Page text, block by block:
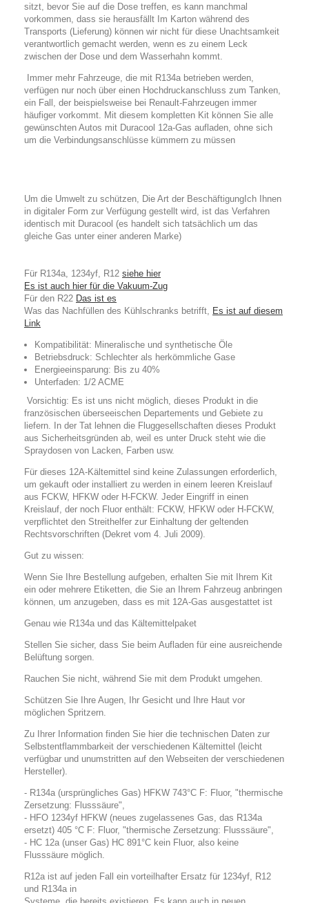
sitzt, bevor Sie auf die Dose treffen, es kann manchmal
vorkommen, dass sie herausfällt Im Karton während des
Transports (Lieferung) können wir nicht für diese Unachtsamkeit
verantwortlich gemacht werden, wenn es zu einem Leck
zwischen der Dose und dem Wasserhahn kommt.
Immer mehr Fahrzeuge, die mit R134a betrieben werden,
verfügen nur noch über einen Hochdruckanschluss zum Tanken,
ein Fall, der beispielsweise bei Renault-Fahrzeugen immer
häufiger vorkommt. Mit diesem kompletten Kit können Sie alle
gewünschten Autos mit Duracool 12a-Gas aufladen, ohne sich
um die Verbindungsanschlüsse kümmern zu müssen
Um die Umwelt zu schützen, Die Art der Beschäftigung Ich
Ihnen
in digitaler Form zur Verfügung gestellt wird, ist das Verfahren
identisch mit Duracool (es handelt sich tatsächlich um das
gleiche Gas unter einer anderen Marke)
Für R134a, 1234yf, R12 siehe hier
Es ist auch hier für die Vakuum-Zug
Für den R22 Das ist es
Was das Nachfüllen des Kühlschranks betrifft, Es ist auf diesem
Link
Kompatibilität: Mineralische und synthetische Öle
Betriebsdruck: Schlechter als herkömmliche Gase
Energieeinsparung: Bis zu 40%
Unterfaden: 1/2 ACME
Vorsichtig: Es ist uns nicht möglich, dieses Produkt in die
französischen überseeischen Departements und Gebiete zu
liefern. In der Tat lehnen die Fluggesellschaften dieses Produkt
aus Sicherheitsgründen ab, weil es unter Druck steht wie die
Spraydosen von Lacken, Farben usw.
Für dieses 12A-Kältemittel sind keine Zulassungen erforderlich,
um gekauft oder installiert zu werden in einem leeren Kreislauf
aus FCKW, HFKW oder H-FCKW. Jeder Eingriff in einen
Kreislauf, der noch Fluor enthält: FCKW, HFKW oder H-FCKW,
verpflichtet den Streithelfer zur Einhaltung der geltenden
Rechtsvorschriften (Dekret vom 4. Juli 2009).
Gut zu wissen:
Wenn Sie Ihre Bestellung aufgeben, erhalten Sie mit Ihrem Kit
ein oder mehrere Etiketten, die Sie an Ihrem Fahrzeug anbringen
können, um anzugeben, dass es mit 12A-Gas ausgestattet ist
Genau wie R134a und das Kältemittelpaket
Stellen Sie sicher, dass Sie beim Aufladen für eine ausreichende
Belüftung sorgen.
Rauchen Sie nicht, während Sie mit dem Produkt umgehen.
Schützen Sie Ihre Augen, Ihr Gesicht und Ihre Haut vor
möglichen Spritzern.
Zu Ihrer Information finden Sie hier die technischen Daten zur
Selbstentflammbarkeit der verschiedenen Kältemittel (leicht
verfügbar und unumstritten auf den Webseiten der verschiedenen
Hersteller).
- R134a (ursprüngliches Gas) HFKW 743°C F: Fluor, "thermische
Zersetzung: Flusssäure",
- HFO 1234yf HFKW (neues zugelassenes Gas, das R134a
ersetzt) 405 °C F: Fluor, "thermische Zersetzung: Flusssäure",
- HC 12a (unser Gas) HC 891°C kein Fluor, also keine
Flusssäure möglich.
R12a ist auf jeden Fall ein vorteilhafter Ersatz für 1234yf, R12
und R134a in